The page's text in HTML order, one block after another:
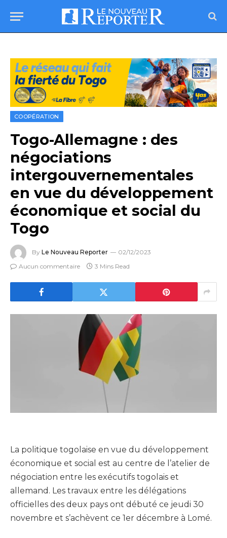
COOPÉRATION
Togo-Allemagne : des
négociations
intergouvernementales
en vue du développement
économique et social du
Togo
By Le Nouveau Reporter
02/12/2023
Aucun commentaire
3 Mins Read
La politique togolaise en vue du développement
économique et social est au centre de l’atelier de
négociation entre les exécutifs togolais et
allemand. Les travaux entre les délégations
officielles des deux pays ont débuté ce jeudi 30
novembre et s’achèvent ce 1er décembre à Lomé.